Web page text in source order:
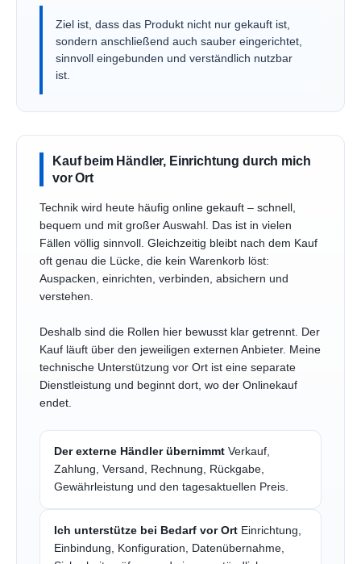
Ziel ist, dass das Produkt nicht nur gekauft ist,
sondern anschließend auch sauber eingerichtet,
sinnvoll eingebunden und verständlich nutzbar
ist.
Kauf beim Händler, Einrichtung durch mich
vor Ort
Technik wird heute häufig online gekauft – schnell,
bequem und mit großer Auswahl. Das ist in vielen
Fällen völlig sinnvoll. Gleichzeitig bleibt nach dem Kauf
oft genau die Lücke, die kein Warenkorb löst:
Auspacken, einrichten, verbinden, absichern und
verstehen.
Deshalb sind die Rollen hier bewusst klar getrennt. Der
Kauf läuft über den jeweiligen externen Anbieter. Meine
technische Unterstützung vor Ort ist eine separate
Dienstleistung und beginnt dort, wo der Onlinekauf
endet.
Der externe Händler übernimmt Verkauf,
Zahlung, Versand, Rechnung, Rückgabe,
Gewährleistung und den tagesaktuellen Preis.
Ich unterstütze bei Bedarf vor Ort Einrichtung,
Einbindung, Konfiguration, Datenübernahme,